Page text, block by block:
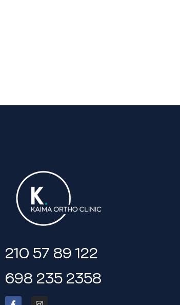
210 57 89 122
698 235 2358